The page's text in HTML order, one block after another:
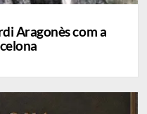
Aragonès com a